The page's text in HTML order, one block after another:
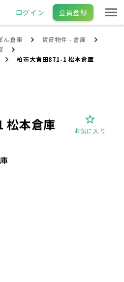
ログイン 会員登録
ん倉庫
賃貸物件 - 倉庫
柏市大青田871-1 松本倉庫
松本倉庫 お気に入り